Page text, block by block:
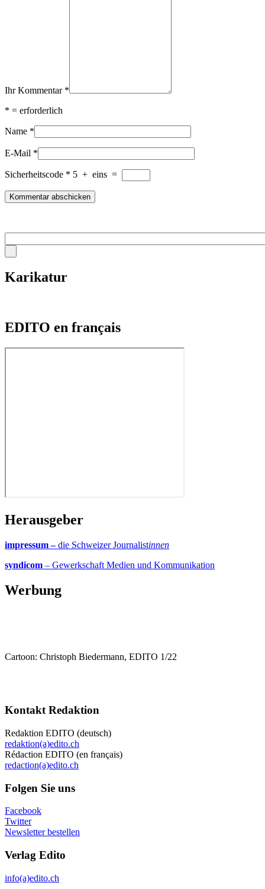
Ihr Kommentar *
* = erforderlich
Name *
E-Mail *
Sicherheitscode * 5 + eins =
Karikatur
EDITO en français
Herausgeber
impressum –die Schweizer Journalistinnen
syndicom – Gewerkschaft Medien und Kommunikation
Werbung
Cartoon: Christoph Biedermann, EDITO 1/22
Kontakt Redaktion
Redaktion EDITO (deutsch)
redaktion(a)edito.ch
Rédaction EDITO (en français)
redaction(a)edito.ch
Folgen Sie uns
Facebook
Twitter
Newsletter bestellen
Verlag Edito
info(a)edito.ch